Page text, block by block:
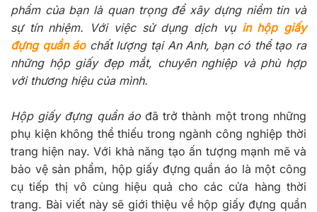
phẩm của bạn là quan trọng để xây dựng niềm tin và
sự tín nhiệm. Với việc sử dụng dịch vụ in hộp giấy
đựng quần áochất lượng tại An Anh, bạn có thể tạo ra
những hộp giấy đẹp mắt, chuyên nghiệp và phù hợp
với thương hiệu của mình.
Hộp giấy đựng quần áođã trở thành một trong những
phụ kiện không thể thiếu trong ngành công nghiệp thời
trang hiện nay. Với khả năng tạo ấn tượng mạnh mẽ và
bảo vệ sản phẩm, hộp giấy đựng quần áo là một công
cụ tiếp thị vô cùng hiệu quả cho các cửa hàng thời
trang. Bài viết này sẽ giới thiệu về hộp giấy đựng quần